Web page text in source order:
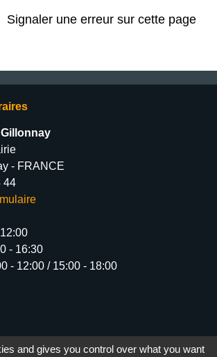
Signaler une erreur sur cette page
- FRANCE
44
- 16:30
- 12:00 / 15:00 - 18:00
and gives you control over what you want